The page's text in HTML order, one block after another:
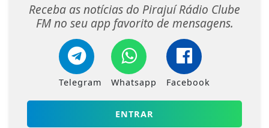
Receba as notícias do Pirajuí Rádio Clube
FM no seu app favorito de mensagens.
Telegram Whatsapp Facebook
ENTRAR